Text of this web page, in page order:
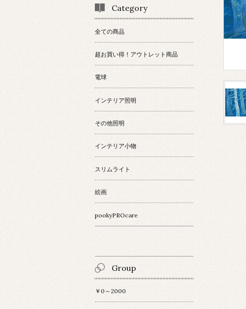
Category
全ての商品
超お買い得！アウトレット商品
電球
インテリア照明
その他照明
インテリア小物
スリムライト
絵画
pookyPROcare
Group
￥0～2000